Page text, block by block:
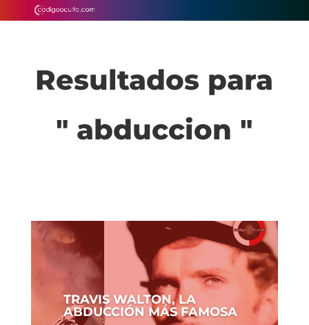
Resultados para
" abduccion "
TRAVIS WALTON, LA
ABDUCCIÓN MÁS FAMOSA